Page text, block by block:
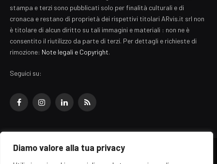
Diamo valore alla tua privacy
stampa e terzi sono pubblicati solo per finalità culturali e di
cronaca e restano di proprietà dei rispettivi titolari ARvis.it srl non
è titolare di alcun diritto su tali immagini e materiali : non ne è
consentito il riutilizzo da parte di terzi. Per dettagli e richieste di
rimozione: Note legali e Copyright.
Seguici su:
FacebookInstagramLinkedInRSS
© 2026 EZ Rome Designed by ARvis.it